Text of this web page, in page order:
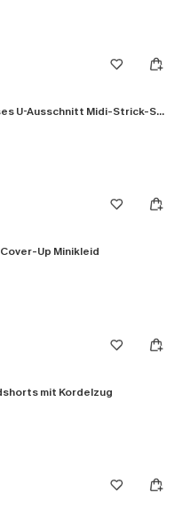
Neutrales Ärmelloses U-Ausschnitt Midi-Strick-Strandkleid
Up Minikleid
mit Kordelzug